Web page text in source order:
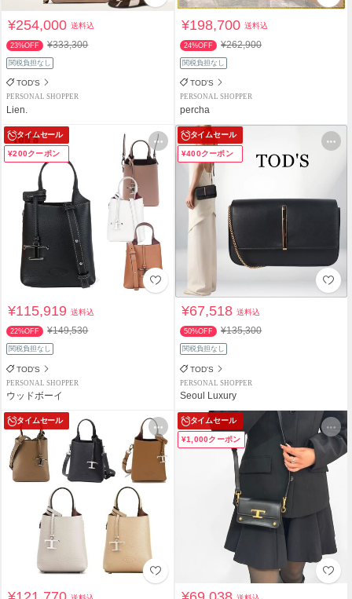
¥254,000送料込
23%OFF ¥333,300
関税負担なし
TOD'S
PERSONAL SHOPPER
Lien.
¥198,700送料込
24%OFF ¥262,900
関税負担なし
TOD'S
PERSONAL SHOPPER
percha
タイムセール
¥200クーポン
¥115,919送料込
22%OFF ¥149,530
関税負担なし
TOD'S
PERSONAL SHOPPER
ウッドボーイ
タイムセール
¥400クーポン
¥67,518送料込
50%OFF ¥135,300
関税負担なし
TOD'S
PERSONAL SHOPPER
Seoul Luxury
タイムセール タイムセール
¥1,000クーポン